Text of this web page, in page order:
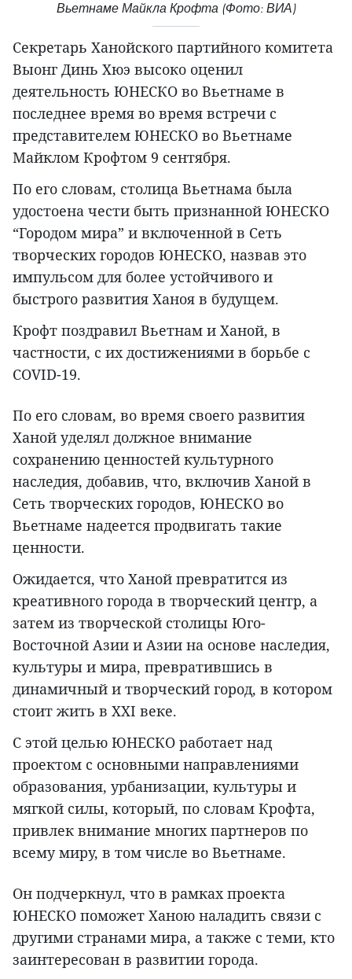
Вьетнаме Майкла Крофта (Фото: ВИА)
Секретарь Ханойского партийного комитета
Выонг Динь Хюэ высоко оценил
деятельность ЮНЕСКО во Вьетнаме в
последнее время во время встречи с
представителем ЮНЕСКО во Вьетнаме
Майклом Крофтом 9 сентября.
По его словам, столица Вьетнама была
удостоена чести быть признанной ЮНЕСКО
“Городом мира” и включенной в Сеть
творческих городов ЮНЕСКО, назвав это
импульсом для более устойчивого и
быстрого развития Ханоя в будущем.
Крофт поздравил Вьетнам и Ханой, в
частности, с их достижениями в борьбе с
COVID-19.
По его словам, во время своего развития
Ханой уделял должное внимание
сохранению ценностей культурного
наследия, добавив, что, включив Ханой в
Сеть творческих городов, ЮНЕСКО во
Вьетнаме надеется продвигать такие
ценности.
Ожидается, что Ханой превратится из
креативного города в творческий центр, а
затем из творческой столицы Юго-
Восточной Азии и Азии на основе наследия,
культуры и мира, превратившись в
динамичный и творческий город, в котором
стоит жить в XXI веке.
С этой целью ЮНЕСКО работает над
проектом с основными направлениями
образования, урбанизации, культуры и
мягкой силы, который, по словам Крофта,
привлек внимание многих партнеров по
всему миру, в том числе во Вьетнаме.
Он подчеркнул, что в рамках проекта
ЮНЕСКО поможет Ханою наладить связи с
другими странами мира, а также с теми, кто
заинтересован в развитии города.